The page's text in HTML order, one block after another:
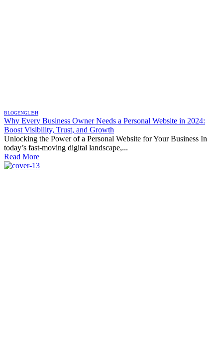
BLOGENGLISH
Why Every Business Owner Needs a Personal Website in 2024:
Boost Visibility, Trust, and Growth
Unlocking the Power of a Personal Website for Your Business In
today’s fast-moving digital landscape,...
Read More